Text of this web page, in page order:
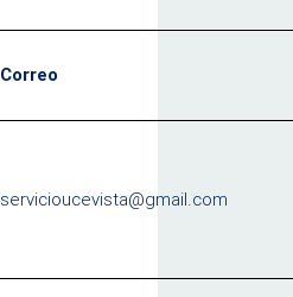
Correo
servicioucevista@gmail.com